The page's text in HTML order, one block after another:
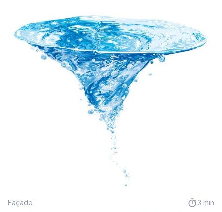
Façade 3 min